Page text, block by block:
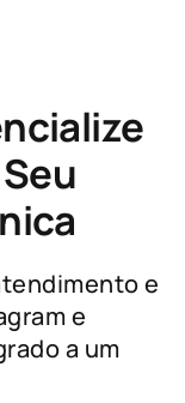
e
e
a um